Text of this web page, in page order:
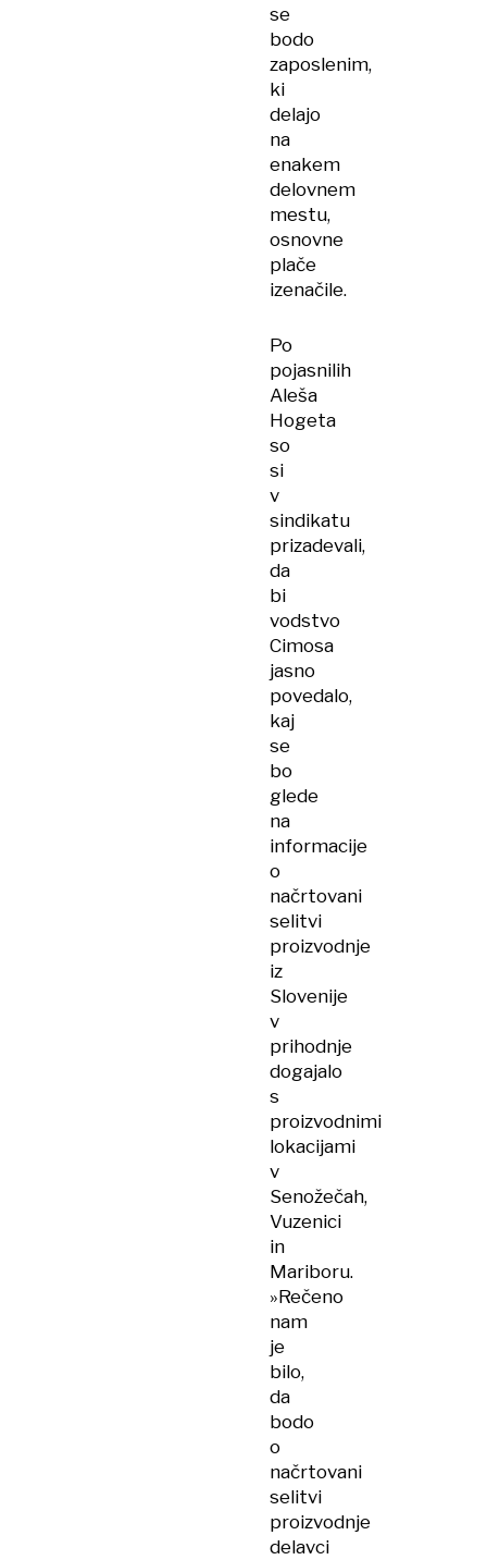
se
bodo
zaposlenim,
ki
delajo
na
enakem
delovnem
mestu,
osnovne
plače
izenačile.
Po
pojasnilih
Aleša
Hogeta
so
si
v
sindikatu
prizadevali,
da
bi
vodstvo
Cimosa
jasno
povedalo,
kaj
se
bo
glede
na
informacije
o
načrtovani
selitvi
proizvodnje
iz
Slovenije
v
prihodnje
dogajalo
s
proizvodnimi
lokacijami
v
Senožečah,
Vuzenici
in
Mariboru.
»Rečeno
nam
je
bilo,
da
bodo
o
načrtovani
selitvi
proizvodnje
delavci